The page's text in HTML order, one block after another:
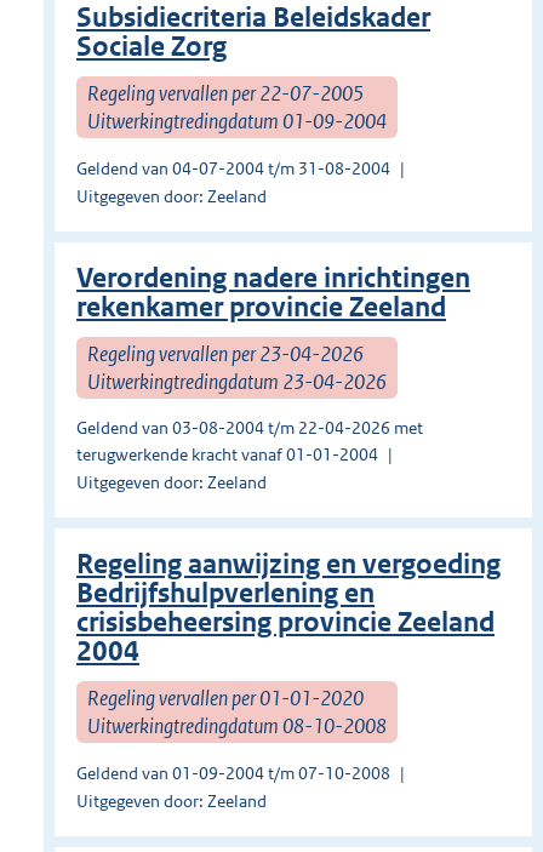
Subsidiecriteria Beleidskader
Sociale Zorg
Regeling vervallen per 22-07-2005
Uitwerkingtredingdatum 01-09-2004
Geldend van 04-07-2004 t/m 31-08-2004
Uitgegeven door: Zeeland
Verordening nadere inrichtingen
rekenkamer provincie Zeeland
Regeling vervallen per 23-04-2026
Uitwerkingtredingdatum 23-04-2026
Geldend van 03-08-2004 t/m 22-04-2026 met
terugwerkende kracht vanaf 01-01-2004
Uitgegeven door: Zeeland
Regeling aanwijzing en vergoeding
Bedrijfshulpverlening en
crisisbeheersing provincie Zeeland
2004
Regeling vervallen per 01-01-2020
Uitwerkingtredingdatum 08-10-2008
Geldend van 01-09-2004 t/m 07-10-2008
Uitgegeven door: Zeeland